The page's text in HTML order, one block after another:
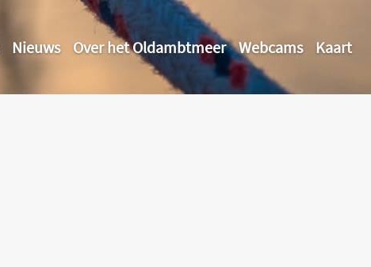
Nieuws Over het Oldambtmeer Webcams Kaart